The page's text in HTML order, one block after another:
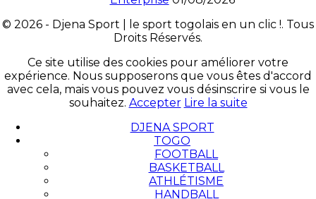
© 2026 - Djena Sport | le sport togolais en un clic !. Tous
Droits Réservés.
Ce site utilise des cookies pour améliorer votre
expérience. Nous supposerons que vous êtes d'accord
avec cela, mais vous pouvez vous désinscrire si vous le
souhaitez. Accepter Lire la suite
DJENA SPORT
TOGO
FOOTBALL
BASKETBALL
ATHLÉTISME
HANDBALL